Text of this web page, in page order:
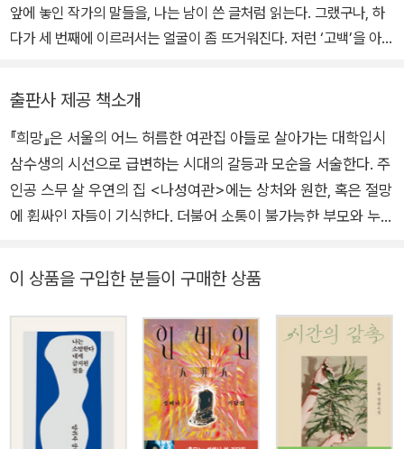
내게 금지된 것을』 『천년의 사랑』 『모순』 등을 3년 간격으로 펴내며
동시대 최고의 베스트셀러 작가로 부상했다. 탁월한 문장력과 놀라울
받고 있다. 소설집으로, 『귀머거리새』 『원미동 사람들』 『지구를 색칠
하는 페인트공』 『길모퉁이에서 만난 사람』 『슬픔도 힘이 된다』를, 장
편소설 『희망』 『나는 소망한다 내게 금지된 것을』 『천년의 사랑』 『모
순』을, 산문집 『내 집 창밖에서 누군가 울고 있다』 『삶의 묘약』 『양귀
자의 엄마노릇 마흔일곱 가지』 『부엌신』 등이 있으며 장편동화 『누리
학상’을, 1999년 <늪>으로 21세기문학상을 수상하였다.
앞에 놓인 작가의 말들을, 나는 남이 쓴 글처럼 읽는다. 그랬구나, 하
다가 세 번째에 이르러서는 얼굴이 좀 뜨거워진다. 저런 ‘고백’을 아무
다행인 것은 이 소설에 가진 애정만큼은 아직 그대로라는 점이다. 교
정을 위해 정말 오랜만에 소설을 다시 읽으며 그 사실을 확인했다. 많
은 시간이 흘렀음에도 내가 삶을 대하는 태도나 정신이 첫 장편의 시
간에서 멀어지지 않은 것도 안심이 된다.
시대의 배경은 바뀌어도 삶은 남는다. 그렇기에 우리 각자가 품은 ‘희
망’은 여전히 유효하다.
디에서 어떻게 살고 있을지 가끔 생각난다. 그저 건재하기만을 바란
다.
출판사 제공 책소개
『희망』은 서울의 어느 허름한 여관집 아들로 살아가는 대학입시
삼수생의 시선으로 급변하는 시대의 갈등과 모순을 서술한다. 주
인공 스무 살 우연의 집 <나성여관>에는 상처와 원한, 혹은 절망
에 휩싸인 자들이 기식한다. 더불어 소통이 불가능한 부모와 누나
향을 둔 실향노인, 운동권 출신인 형을 통해 우리 시대가 안고 있
르는 어머니, 부질없는 과거에만 집착하는 무능한 아버지, 세상의
화려함에 눈먼 누나, 거리를 방황하는 재수생, 삼수생들의 젊음이
추구하는 천박한 가치들의 속성을 밀도 높은 묘사와 전개로 독자
들 앞에 생생하게 펼쳐낸다. 이처럼 주인공 우연이 마주한 현실은
참혹하지만, 우연의 마음과 마음이 더해져서 전달되고 전개되는
이 상품을 구입한 분들이 구매한 상품